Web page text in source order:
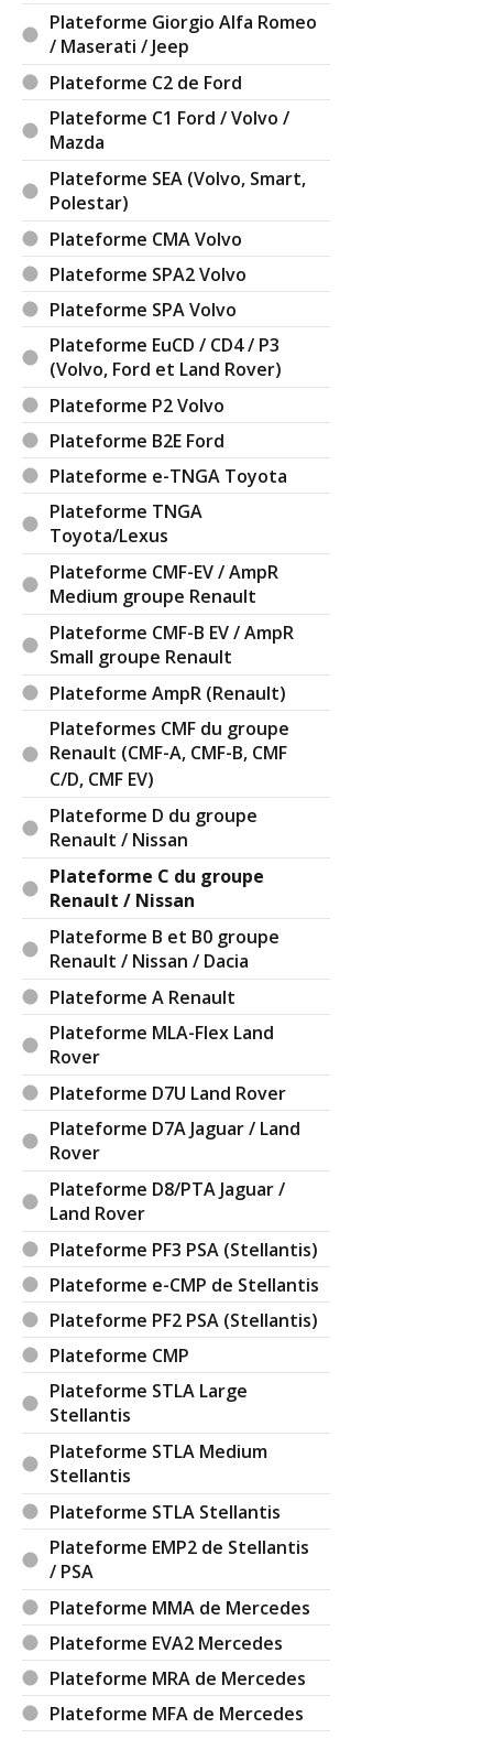
Plateforme Giorgio Alfa Romeo
/ Maserati / Jeep
Plateforme C2 de Ford
Plateforme C1 Ford / Volvo /
Mazda
Plateforme SEA (Volvo, Smart,
Polestar)
Plateforme CMA Volvo
Plateforme SPA2 Volvo
Plateforme SPA Volvo
Plateforme EuCD / CD4 / P3
(Volvo, Ford et Land Rover)
Plateforme P2 Volvo
Plateforme B2E Ford
Plateforme e-TNGA Toyota
Plateforme TNGA
Toyota/Lexus
Plateforme CMF-EV / AmpR
Medium groupe Renault
Plateforme CMF-B EV / AmpR
Small groupe Renault
Plateforme AmpR (Renault)
Plateformes CMF du groupe
Renault (CMF-A, CMF-B, CMF
C/D, CMF EV)
Plateforme D du groupe
Renault / Nissan
Plateforme C du groupe
Renault / Nissan
Plateforme B et B0 groupe
Renault / Nissan / Dacia
Plateforme A Renault
Plateforme MLA-Flex Land
Rover
Plateforme D7U Land Rover
Plateforme D7A Jaguar / Land
Rover
Plateforme D8/PTA Jaguar /
Land Rover
Plateforme PF3 PSA (Stellantis)
Plateforme e-CMP de Stellantis
Plateforme PF2 PSA (Stellantis)
Plateforme CMP
Plateforme STLA Large
Stellantis
Plateforme STLA Medium
Stellantis
Plateforme STLA Stellantis
Plateforme EMP2 de Stellantis
/ PSA
Plateforme MMA de Mercedes
Plateforme EVA2 Mercedes
Plateforme MRA de Mercedes
Plateforme MFA de Mercedes